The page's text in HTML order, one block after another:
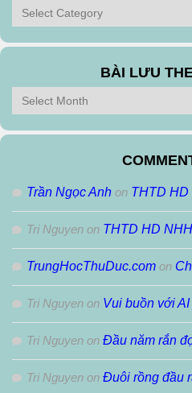
Tìm
theo
Thể
BÀI LƯU
Bài
Lưu
Theo
Trần Ngọc Anh on THTD HD
Tri Nguyen on THTD HD
TrungHocThuDuc.com on
Tri Nguyen on Vui buồn với AI
Tri Nguyen on Đầu năm rắn
Tri Nguyen on Đuôi rồng đầu